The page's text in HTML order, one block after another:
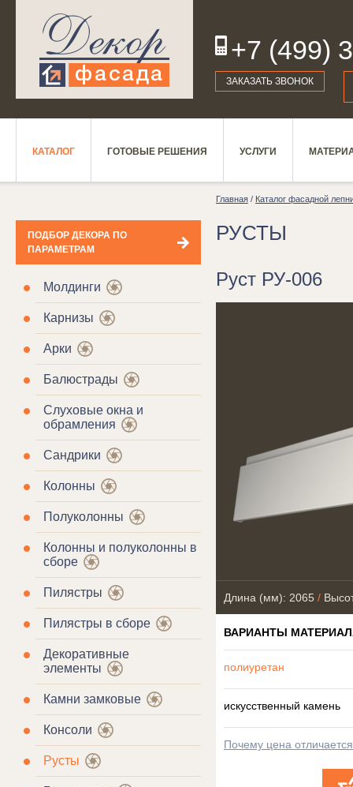
+7 (499)
19
ЗАКАЗАТЬ ЗВОНОК
КАТАЛОГ ГОТОВЫЕ РЕШЕНИЯ УСЛУГИ
ПОДБОР ДЕКОРА ПО
ПАРАМЕТРАМ
Молдинги
Карнизы
Арки
Балюстрады
Слуховые окна и
обрамления
Сандрики
Колонны
Полуколонны
Колонны и полуколонны в
сборе
Пилястры
Пилястры в сборе
Декоративные
элементы
Камни замковые
Консоли
Русты
Главная/ Каталог фасадной
РУСТЫ
Руст РУ-006
Длина (мм): 2065 /
ВАРИАНТЫ
полиуретан
искусственный камень
Почему цена